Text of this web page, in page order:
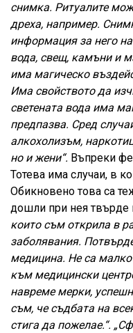
снимка. Ритуалите
дреха, например.
информация за него
вода, свещ, камъни и
има магическо
Има свойството да
светената вода има
предпазва. Сред
алкохолизъм,
но и жени“. Въпреки
Тотева има случаи, в
Обикновено това са
дошли при нея твърде
които съм открила в
заболявания.
медицина. Не са
към медицински
навреме мерки,
съм, че съдбата на
стига да пожелае.“.